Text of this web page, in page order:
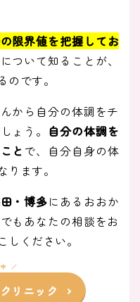
限界値を把握してお
ついて知ることが、
です。
から自分の体調をチ
ょう。 自分の体調を
と で、自分自身の体
ます。
・博多にあるおおか
もあなたの相談をお
ください。
リニック